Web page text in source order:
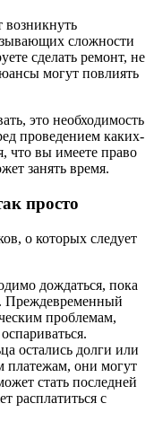
возникнуть
сложности
сделать ремонт, не
могут повлиять
это необходимость
проведением каких-
что вы имеете право
занять время.
просто
о которых следует
дождаться, пока
Преждевременный
проблемам,
остались долги или
платежам, они могут
стать последней
расплатиться с